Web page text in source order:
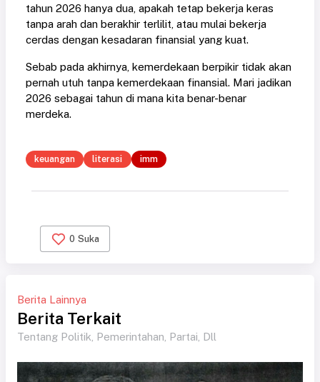
tahun 2026 hanya dua, apakah tetap bekerja keras
tanpa arah dan berakhir terlilit, atau mulai bekerja
cerdas dengan kesadaran finansial yang kuat.
Sebab pada akhirnya, kemerdekaan berpikir tidak akan
pernah utuh tanpa kemerdekaan finansial. Mari jadikan
2026 sebagai tahun di mana kita benar-benar
merdeka.
keuangan literasi imm
0 Suka
Berita Lainnya
Berita Terkait
Tentang Politik, Pemerintahan, Partai, Dll